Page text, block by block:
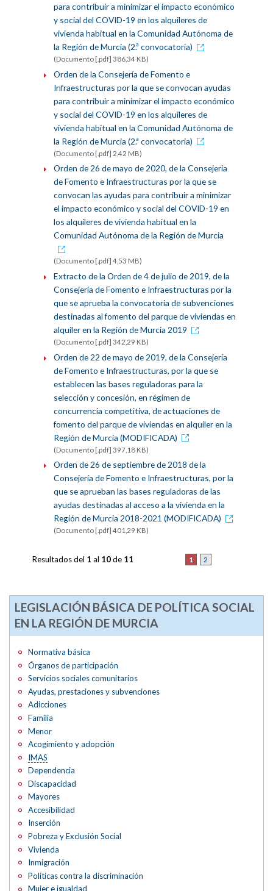
para contribuir a minimizar el impacto económico
y social del COVID-19 en los alquileres de
vivienda habitual en la Comunidad Autónoma de
la Región de Murcia (2.ª convocatoria)
(Documento [.pdf] 386,34 KB)
Orden de la Consejería de Fomento e
Infraestructuras por la que se convocan ayudas
para contribuir a minimizar el impacto económico
y social del COVID-19 en los alquileres de
vivienda habitual en la Comunidad Autónoma de
la Región de Murcia (2.ª convocatoria)
(Documento [.pdf] 2,42 MB)
Orden de 26 de mayo de 2020, de la Consejería
de Fomento e Infraestructuras por la que se
convocan las ayudas para contribuir a minimizar
el impacto económico y social del COVID-19 en
los alquileres de vivienda habitual en la
Comunidad Autónoma de la Región de Murcia
(Documento [.pdf] 4,53 MB)
Extracto de la Orden de 4 de julio de 2019, de la
Consejería de Fomento e Infraestructuras por la
que se aprueba la convocatoria de subvenciones
destinadas al fomento del parque de viviendas en
alquiler en la Región de Murcia 2019
(Documento [.pdf] 342,29 KB)
Orden de 22 de mayo de 2019, de la Consejería
de Fomento e Infraestructuras, por la que se
establecen las bases reguladoras para la
selección y concesión, en régimen de
concurrencia competitiva, de actuaciones de
fomento del parque de viviendas en alquiler en la
Región de Murcia (MODIFICADA)
(Documento [.pdf] 397,18 KB)
Orden de 26 de septiembre de 2018 de la
Consejería de Fomento e Infraestructuras, por la
que se aprueban las bases reguladoras de las
ayudas destinadas al acceso a la vivienda en la
Región de Murcia 2018-2021 (MODIFICADA)
(Documento [.pdf] 401,29 KB)
1 2
Resultados del 1 al 10de 11
LEGISLACIÓN BÁSICA DE POLÍTICA SOCIAL
EN LA REGIÓN DE MURCIA
Normativa básica
Órganos de participación
Servicios sociales comunitarios
Ayudas, prestaciones y subvenciones
Adicciones
Familia
Menor
Acogimiento y adopción
IMAS
Dependencia
Discapacidad
Mayores
Accesibilidad
Inserción
Pobreza y Exclusión Social
Vivienda
Inmigración
Políticas contra la discriminación
Mujer e igualdad